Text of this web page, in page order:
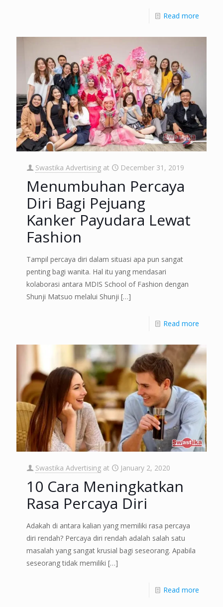
Read more
Swastika Advertising at December 31, 2019
Menumbuhan Percaya
Diri Bagi Pejuang
Kanker Payudara Lewat
Fashion
Tampil percaya diri dalam situasi apa pun sangat
penting bagi wanita. Hal itu yang mendasari
kolaborasi antara MDIS School of Fashion dengan
Shunji Matsuo melalui Shunji […]
Read more
Swastika Advertising at January 2, 2020
10 Cara Meningkatkan
Rasa Percaya Diri
Adakah di antara kalian yang memiliki rasa percaya
diri rendah? Percaya diri rendah adalah salah satu
masalah yang sangat krusial bagi seseorang. Apabila
seseorang tidak memiliki […]
Read more